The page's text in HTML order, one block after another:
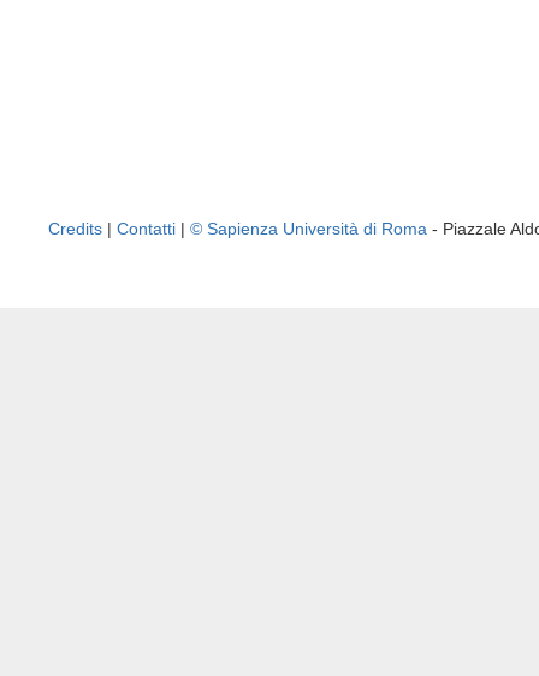
Credits | Contatti | © Sapienza Università di Roma - Piazzale